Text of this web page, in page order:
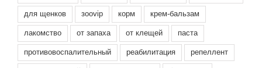
для щенков зооvip корм крем-бальзам
лакомство от запаха от клещей паста
противовоспалительный реабилитация репеллент